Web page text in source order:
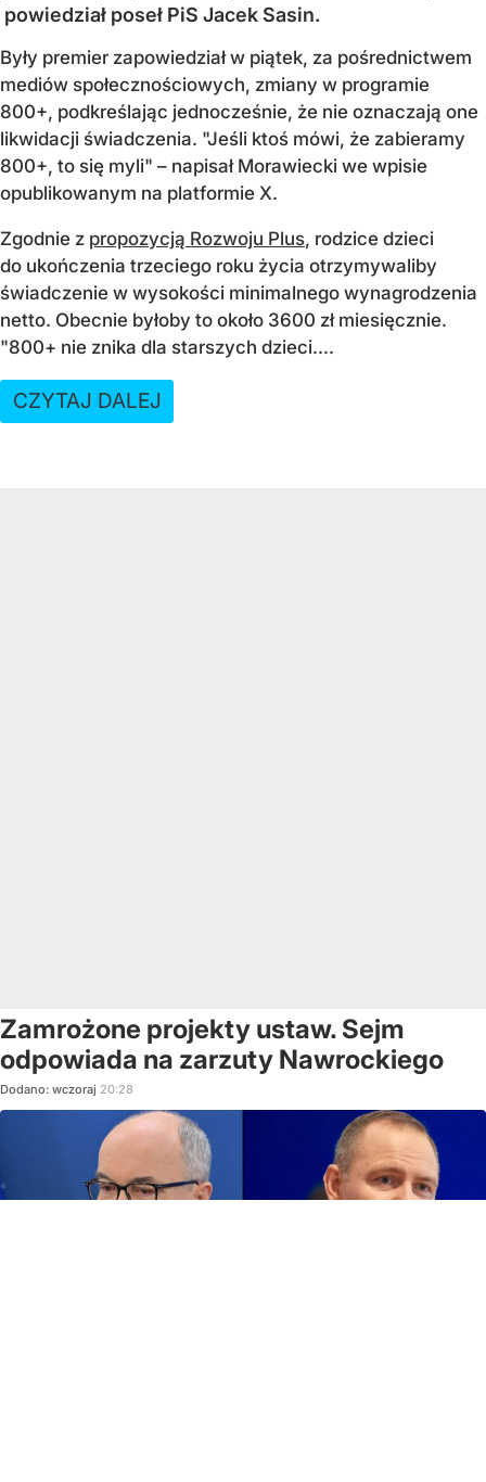
powiedział poseł PiS Jacek Sasin.
Były premier zapowiedział w piątek, za pośrednictwem
mediów społecznościowych, zmiany w programie
800+, podkreślając jednocześnie, że nie oznaczają one
likwidacji świadczenia. "Jeśli ktoś mówi, że zabieramy
800+, to się myli" – napisał Morawiecki we wpisie
opublikowanym na platformie X.
Zgodnie z propozycją Rozwoju Plus, rodzice dzieci
do ukończenia trzeciego roku życia otrzymywaliby
świadczenie w wysokości minimalnego wynagrodzenia
netto. Obecnie byłoby to około 3600 zł miesięcznie.
"800+ nie znika dla starszych dzieci....
CZYTAJ DALEJ
Zamrożone projekty ustaw. Sejm
odpowiada na zarzuty Nawrockiego
Dodano: wczoraj 20:28